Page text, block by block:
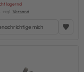
lagernd
zzgl. Versand
mich